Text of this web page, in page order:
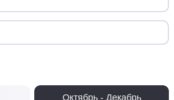
Октябрь - Декабрь